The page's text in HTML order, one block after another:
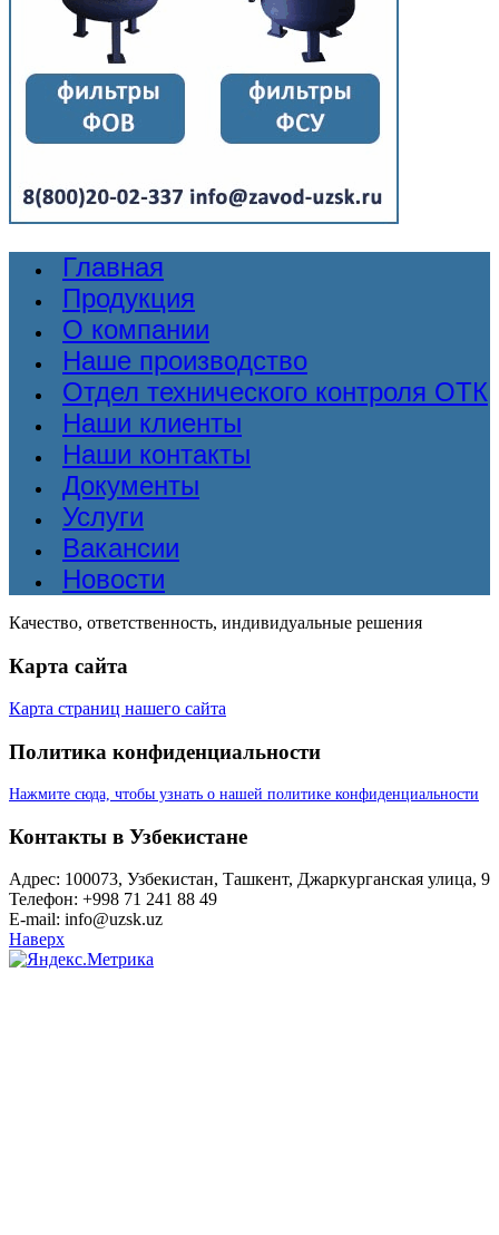
Главная
Продукция
О компании
Наше производство
Отдел технического контроля ОТК
Наши клиенты
Наши контакты
Документы
Услуги
Вакансии
Новости
Качество, ответственность, индивидуальные решения
Карта сайта
Карта страниц нашего сайта
Политика конфиденциальности
Нажмите сюда, чтобы узнать о нашей политике конфиденциальности
Контакты в Узбекистане
Адрес: 100073, Узбекистан, Ташкент, Джаркурганская улица, 9
Телефон: +998 71 241 88 49
E-mail: info@uzsk.uz
Наверх